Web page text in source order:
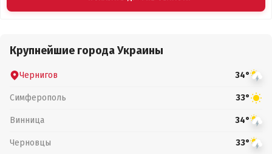
Крупнейшие города Украины
Чернигов 34°
Симферополь 33°
Винница 34°
Черновцы 33°